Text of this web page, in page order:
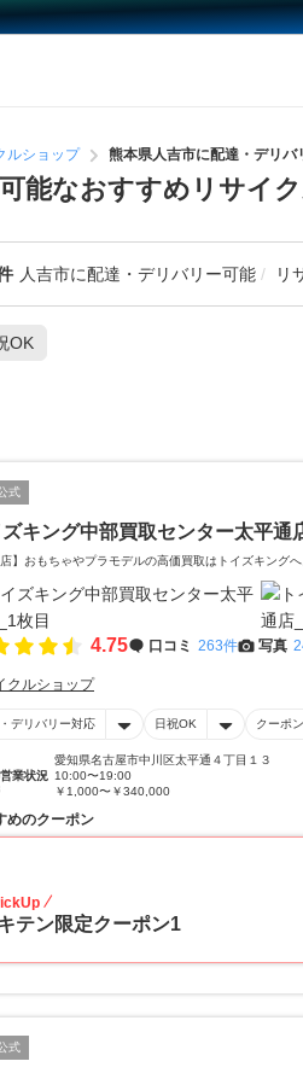
ルショップ 熊本県人吉市に配達・デリ
能なおすすめリサイ
人吉市に配達・デリバリー可能 リ
OK
式
ズキング中部買取センター太平通
店】おもちゃやプラモデルの高価買取はトイズキングへ
4.75 口コミ 263件 写真
クルショップ
デリバリー対応 日祝OK クーポ
愛知県名古屋市中川区太平通４丁目１３
業状況 10:00〜19:00
￥1,000〜￥340,000
めのクーポン
テン限定クーポン1
式